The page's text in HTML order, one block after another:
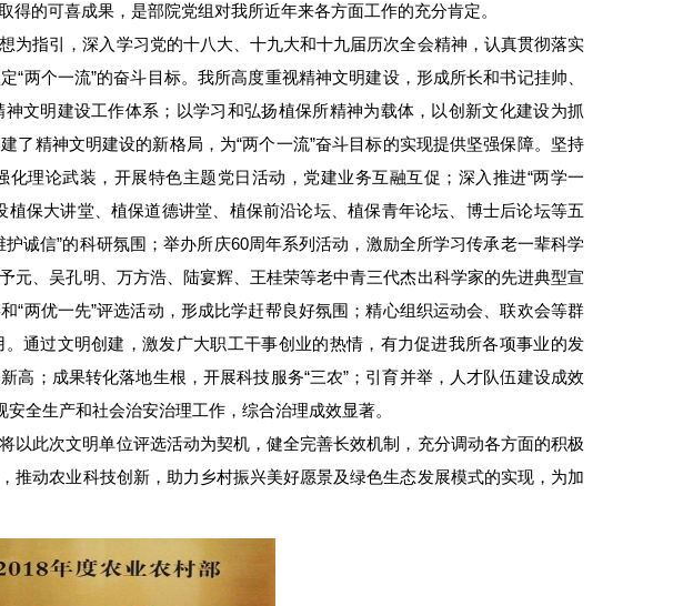
的可喜成果，是部院党组对我所近年来各方面工作的充分肯定。
为指引，深入学习党的十八大、十九大和十九届历次全会精神，认真贯彻落实
两个一流”的奋斗目标。我所高度重视精神文明建设，形成所长和书记挂帅、
文明建设工作体系；以学习和弘扬植保所精神为载体，以创新文化建设为抓
了精神文明建设的新格局，为“两个一流”奋斗目标的实现提供坚强保障。坚持
理论武装，开展特色主题党日活动，党建业务互融互促；深入推进“两学一
保大讲堂、植保道德讲堂、植保前沿论坛、植保青年论坛、博士后论坛等五
诚信”的科研氛围；举办所庆60周年系列活动，激励全所学习传承老一辈科学
元、吴孔明、万方浩、陆宴辉、王桂荣等老中青三代杰出科学家的先进典型宣
“两优一先”评选活动，形成比学赶帮良好氛围；精心组织运动会、联欢会等群
通过文明创建，激发广大职工干事创业的热情，有力促进我所各项事业的发
高；成果转化落地生根，开展科技服务“三农”；引育并举，人才队伍建设成效
全生产和社会治安治理工作，综合治理成效显著。
以此次文明单位评选活动为契机，健全完善长效机制，充分调动各方面的积极
推动农业科技创新，助力乡村振兴美好愿景及绿色生态发展模式的实现，为加